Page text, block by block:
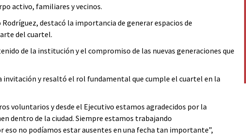
activo, familiares y vecinos.
destacó la importancia de generar espacios de
del cuartel.
de la institución y el compromiso de las nuevas generaciones que
y resaltó el rol fundamental que cumple el cuartel en la
voluntarios y desde el Ejecutivo estamos agradecidos por la
dentro de la ciudad. Siempre estamos trabajando
no podíamos estar ausentes en una fecha tan importante”,